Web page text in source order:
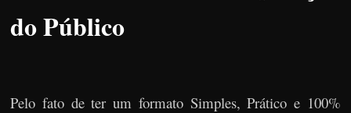
do Público
Pelo fato de ter um formato Simples, Prático e 100%